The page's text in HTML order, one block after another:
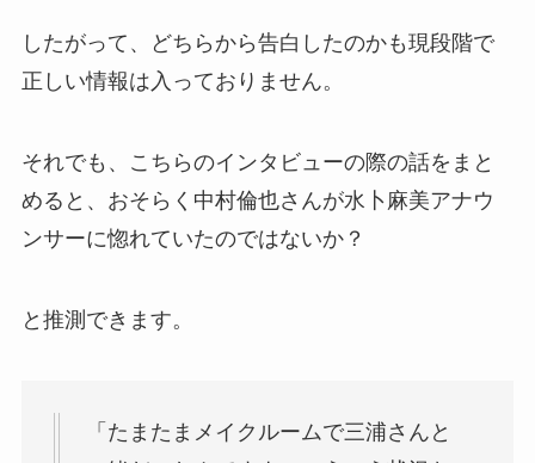
したがって、どちらから告白したのかも現段階で
正しい情報は入っておりません。
それでも、こちらのインタビューの際の話をまと
めると、おそらく中村倫也さんが水卜麻美アナウ
ンサーに惚れていたのではないか？
と推測できます。
「たまたまメイクルームで三浦さんと